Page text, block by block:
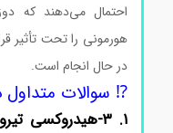
احتمال می‌دهند که
هورمونی را تحت تأثیر
در حال انجام است.
⁉️ سوالات متداول درباره ۳-هیدروکسی
۱. ۳-هیدروکسی